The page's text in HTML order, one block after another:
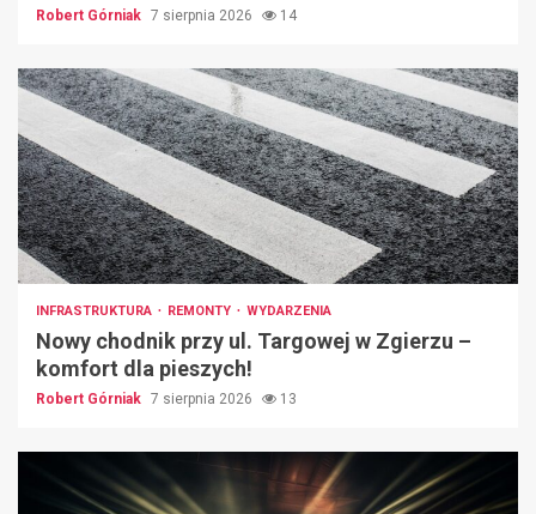
Robert Górniak 7 sierpnia 2026 14
INFRASTRUKTURA REMONTY WYDARZENIA
Nowy chodnik przy ul. Targowej w Zgierzu –
komfort dla pieszych!
Robert Górniak 7 sierpnia 2026 13